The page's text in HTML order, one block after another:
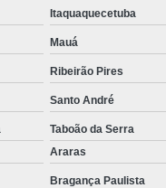
Elétrica Lateral
Empilhadeira
Empilhadeira
Retrátil Franco
Elétrica Tracionária
Itaquaquecetuba
Mauá
Ribeirão Pires
Santo André
Taboão da Serra
Araras
Bragança Paulista